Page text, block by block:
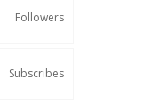
Followers
Subscribes